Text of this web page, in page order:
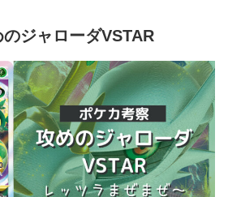
のジャローダVSTAR